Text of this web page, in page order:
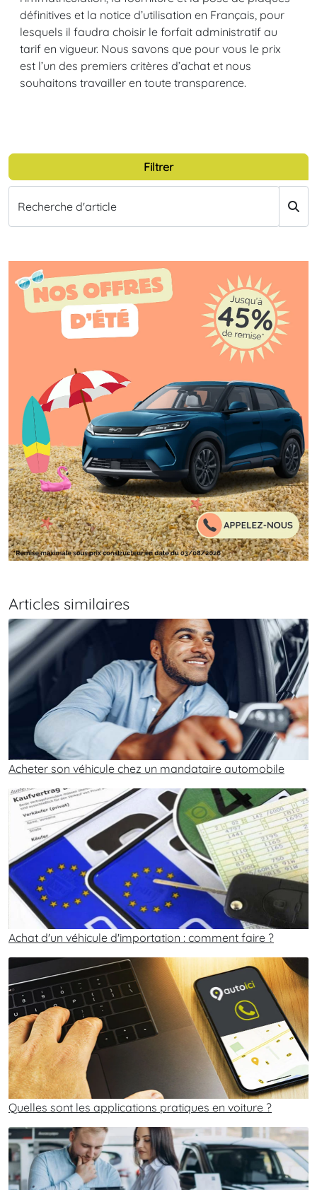
Filtrer
Recherche d'article
Articles similaires
Acheter son véhicule chez un mandataire automobile
Achat d'un véhicule d'importation : comment faire ?
Quelles sont les applications pratiques en voiture ?
définitives et la notice d’utilisation en Français, pour
lesquels il faudra choisir le forfait administratif au
tarif en vigueur. Nous savons que pour vous le prix
est l’un des premiers critères d’achat et nous
souhaitons travailler en toute transparence.